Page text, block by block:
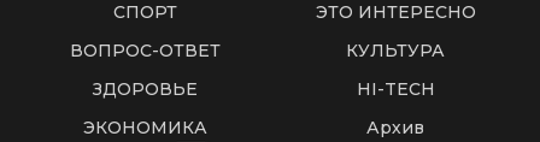
СПОРТ
ЭТО ИНТЕРЕСНО
ВОПРОС-ОТВЕТ
КУЛЬТУРА
ЗДОРОВЬЕ
HI-TECH
ЭКОНОМИКА
Архив